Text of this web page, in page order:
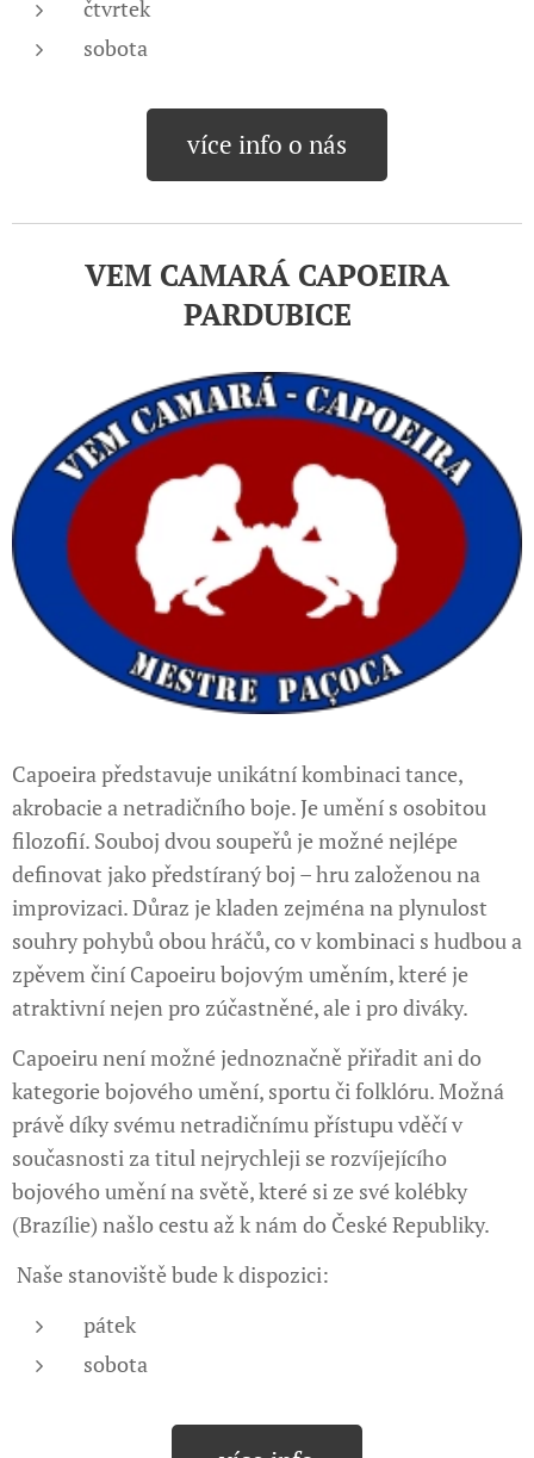
čtvrtek
sobota
více info o nás
VEM CAMARÁ CAPOEIRA
PARDUBICE
Capoeira představuje unikátní kombinaci tance,
akrobacie a netradičního boje. Je umění s osobitou
filozofií. Souboj dvou soupeřů je možné nejlépe
definovat jako předstíraný boj – hru založenou na
improvizaci. Důraz je kladen zejména na plynulost
souhry pohybů obou hráčů, co v kombinaci s hudbou a
zpěvem činí Capoeiru bojovým uměním, které je
atraktivní nejen pro zúčastněné, ale i pro diváky.
Capoeiru není možné jednoznačně přiřadit ani do
kategorie bojového umění, sportu či folklóru. Možná
právě díky svému netradičnímu přístupu vděčí v
současnosti za titul nejrychleji se rozvíjejícího
bojového umění na světě, které si ze své kolébky
(Brazílie) našlo cestu až k nám do České Republiky.
Naše stanoviště bude k dispozici:
pátek
sobota